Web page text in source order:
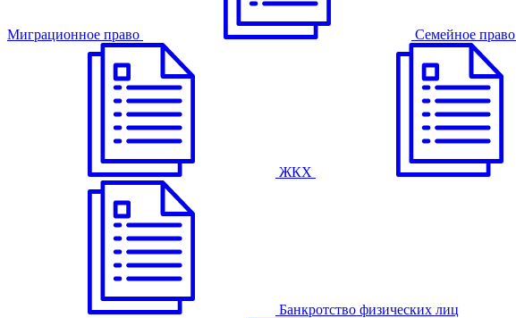
Миграционное право Семейное право
ЖКХ
Банкротство физических лиц